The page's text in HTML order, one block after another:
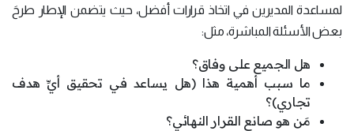
لمساعدة المديرين في اتخاذ قرارات أفضل، حيث يتضمن الإطار طرحَ
بعض الأسئلة المباشرة، مثل:
هل الجميع على وفاق؟
ما سبب أهمية هذا (هل يساعد في تحقيق أيِّ هدف
تجاري)؟
مَن هو صانع القرار النهائي؟